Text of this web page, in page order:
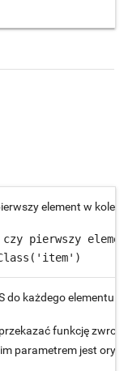
element w
pierwszy
do każdego elementu
funkcję
parametrem jest